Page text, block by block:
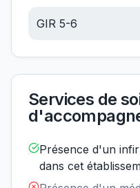
GIR 5-6
Services de
Présence d'un
dans cet